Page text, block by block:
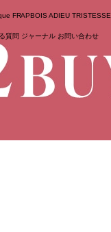
FRAPBOIS ADIEU TRISTESSE
質問 ジャーナル お問い合わせ